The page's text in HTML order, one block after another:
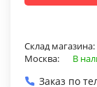
Склад магазина:
Москва:
В
Заказ по